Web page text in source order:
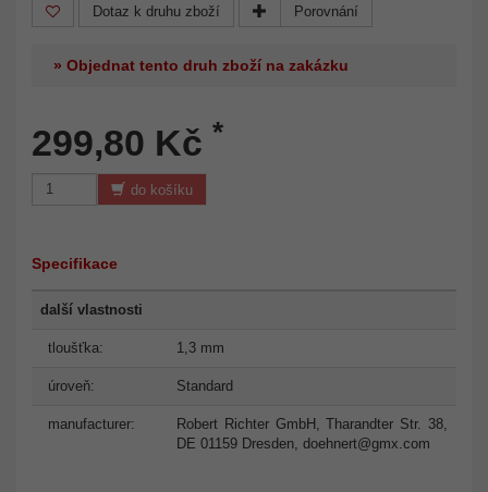
Dotaz k druhu zboží Porovnání
» Objednat tento druh zboží na zakázku
299,80 Kč *
do košíku
Specifikace
další vlastnosti
tloušťka: 1,3 mm
úroveň: Standard
manufacturer:
Robert Richter GmbH, Tharandter Str. 38,
DE 01159 Dresden, doehnert@gmx.com